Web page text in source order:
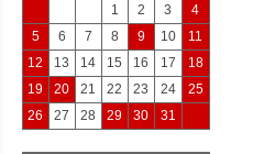
1
2 3
4
5
6 7 8 9 10
11
12
13 14 15 16 17
18
19
20 21 22 23 24
25
26
27 28 29 30 31